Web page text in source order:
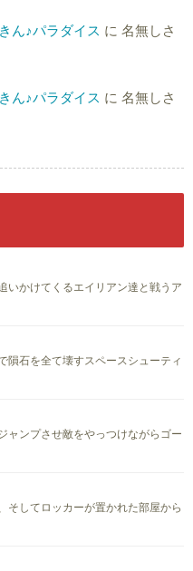
ん♪パラダイス に 名無しさ
ん♪パラダイス に 名無しさ
いかけてくるエイリアン達と戦うア
隕石を全て壊すスペースシューティ
ャンプさせ敵をやっつけながらゴー
そしてロッカーが置かれた部屋から